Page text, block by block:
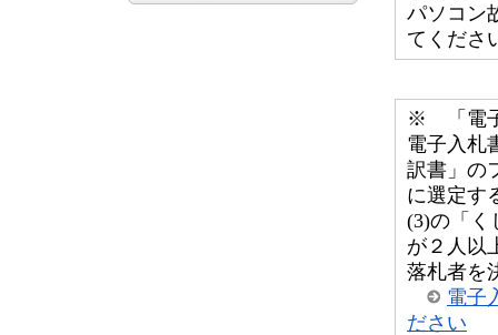
パソコン
てくださ
※ 「電
電子入札
訳書」の
に選定す
(3)の「く
が２人以
落札者を
電子
ださい